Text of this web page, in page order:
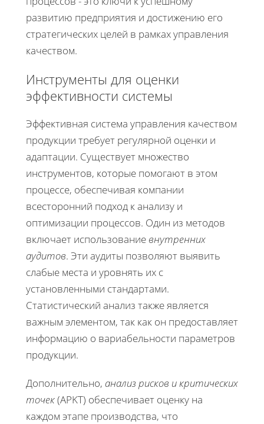
развитию предприятия и достижению его
стратегических целей в рамках управления
качеством.
Инструменты для оценки
эффективности системы
Эффективная система управления качеством
продукции требует регулярной оценки и
адаптации. Существует множество
инструментов, которые помогают в этом
процессе, обеспечивая компании
всесторонний подход к анализу и
оптимизации процессов. Один из методов
включает использование внутренних
аудитов. Эти аудиты позволяют выявить
слабые места и уровнять их с
установленными стандартами.
Статистический анализ также является
важным элементом, так как он предоставляет
информацию о вариабельности параметров
продукции.
Дополнительно, анализ рисков и критических
точек(АРKT) обеспечивает оценку на
каждом этапе производства, что